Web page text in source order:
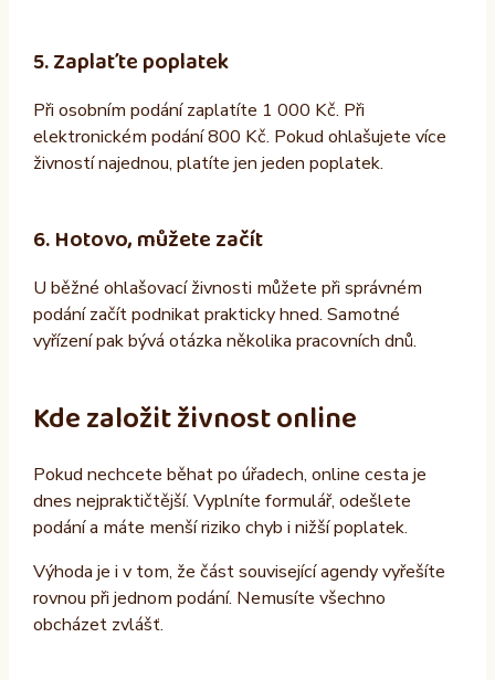
5. Zaplaťte poplatek
Při osobním podání zaplatíte 1 000 Kč. Při
elektronickém podání 800 Kč. Pokud ohlašujete více
živností najednou, platíte jen jeden poplatek.
6. Hotovo, můžete začít
U běžné ohlašovací živnosti můžete při správném
podání začít podnikat prakticky hned. Samotné
vyřízení pak bývá otázka několika pracovních dnů.
Kde založit živnost online
Pokud nechcete běhat po úřadech, online cesta je
dnes nejpraktičtější. Vyplníte formulář, odešlete
podání a máte menší riziko chyb i nižší poplatek.
Výhoda je i v tom, že část související agendy vyřešíte
rovnou při jednom podání. Nemusíte všechno
obcházet zvlášť.